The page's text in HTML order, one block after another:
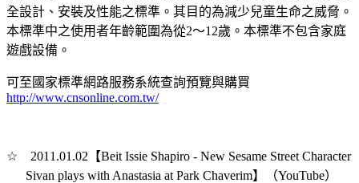
全設計、安裝及性能之標準。其目的為減少兒童生命之威脅。
本標準中之使用者年齡範圍為從2～12歲。本標準不包含家庭
遊戲設備。
可至國家標準網路服務系統查詢預覽與購買
http://www.cnsonline.com.tw/
☆ 2011.01.02【Beit Issie Shapiro - New Sesame Street Character
Sivan plays with Anastasia at Park Chaverim】 （YouTube）